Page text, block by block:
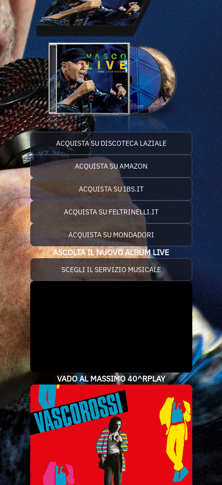
ACQUISTA SU DISCOTECA LAZIALE
ACQUISTA SU AMAZON
ACQUISTA SU IBS.IT
ACQUISTA SU FELTRINELLI.IT
ACQUISTA SU MONDADORI
ASCOLTA IL NUOVO ALBUM LIVE
SCEGLI IL SERVIZIO MUSICALE
VADO AL MASSIMO 40^RPLAY